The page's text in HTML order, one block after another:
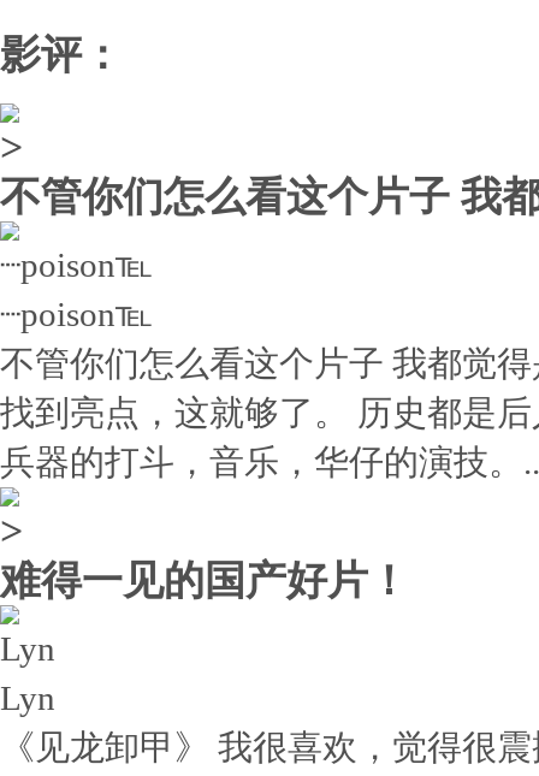
影评：
不管你们怎么看这个片子 我
┈poison℡
不管你们怎么看这个片子 我都觉
找到亮点，这就够了。 历史都是
兵器的打斗，音乐，华仔的演技。
难得一见的国产好片！
Lyn
《见龙卸甲》 我很喜欢，觉得很